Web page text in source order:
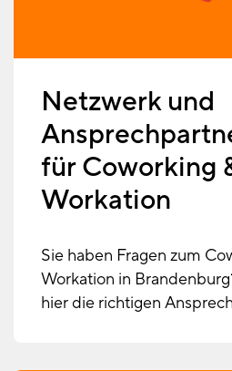
Netzwerk und
für Coworking
Workation
Sie haben Fragen zum
Workation in
hier die richtigen